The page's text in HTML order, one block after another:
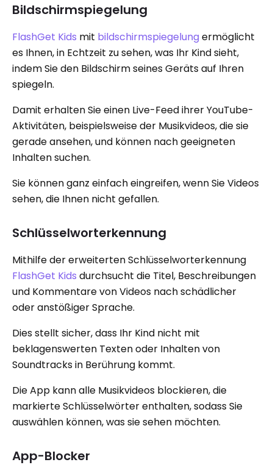
Bildschirmspiegelung
FlashGet Kids mit bildschirmspiegelung ermöglicht
es Ihnen, in Echtzeit zu sehen, was Ihr Kind sieht,
indem Sie den Bildschirm seines Geräts auf Ihren
spiegeln.
Damit erhalten Sie einen Live-Feed ihrer YouTube-
Aktivitäten, beispielsweise der Musikvideos, die sie
gerade ansehen, und können nach geeigneten
Inhalten suchen.
Sie können ganz einfach eingreifen, wenn Sie Videos
sehen, die Ihnen nicht gefallen.
Schlüsselworterkennung
Mithilfe der erweiterten Schlüsselworterkennung
FlashGet Kids durchsucht die Titel, Beschreibungen
und Kommentare von Videos nach schädlicher
oder anstößiger Sprache.
Dies stellt sicher, dass Ihr Kind nicht mit
beklagenswerten Texten oder Inhalten von
Soundtracks in Berührung kommt.
Die App kann alle Musikvideos blockieren, die
markierte Schlüsselwörter enthalten, sodass Sie
auswählen können, was sie sehen möchten.
App-Blocker